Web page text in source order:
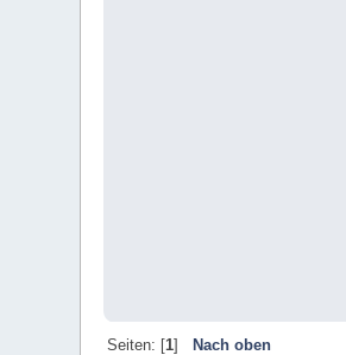
Seiten: [1] Nach oben